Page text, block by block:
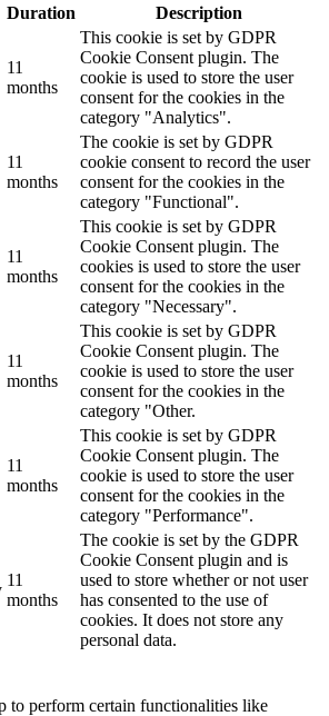
Duration Description
11
months
This cookie is set by GDPR
Cookie Consent plugin. The
cookie is used to store the user
consent for the cookies in the
category "Analytics".
11
months
The cookie is set by GDPR
cookie consent to record the user
consent for the cookies in the
category "Functional".
11
months
This cookie is set by GDPR
Cookie Consent plugin. The
cookies is used to store the user
consent for the cookies in the
category "Necessary".
11
months
This cookie is set by GDPR
Cookie Consent plugin. The
cookie is used to store the user
consent for the cookies in the
category "Other.
11
months
This cookie is set by GDPR
Cookie Consent plugin. The
cookie is used to store the user
consent for the cookies in the
category "Performance".
11
months
The cookie is set by the GDPR
Cookie Consent plugin and is
used to store whether or not user
has consented to the use of
cookies. It does not store any
personal data.
to perform certain functionalities like